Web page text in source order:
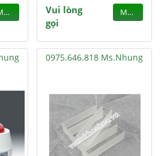
MUA
Vui lòng
gọi
MUA
0975.646.818 Ms.Nhung